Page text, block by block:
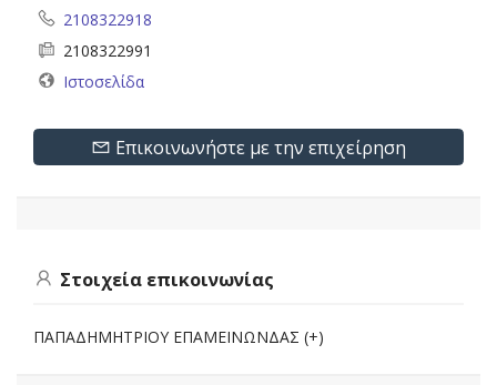
2108322918
2108322991
Ιστοσελίδα
Επικοινωνήστε με την επιχείρηση
Στοιχεία επικοινωνίας
ΠΑΠΑΔΗΜΗΤΡΙΟΥ ΕΠΑΜΕΙΝΩΝΔΑΣ (+)